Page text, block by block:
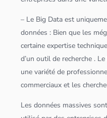
– Le Big Data est
données : Bien que les
certaine expertise
d’un outil de recherche . Le
une variété de
commerciaux et les
Lesdonnées massives